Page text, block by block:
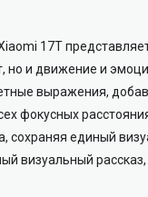
17T
и движение и
выражения,
фокусных
сохраняя единый
визуальный